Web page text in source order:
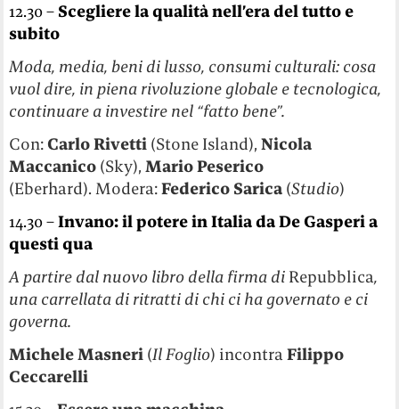
12.30 – Scegliere la qualità nell’era del tutto e
subito
Moda, media, beni di lusso, consumi culturali: cosa
vuol dire, in piena rivoluzione globale e tecnologica,
continuare a investire nel “fatto bene”.
Con:Carlo Rivetti (Stone Island),Nicola
Maccanico (Sky),Mario Peserico
(Eberhard). Modera:Federico Sarica (Studio)
14.30 –Invano: il potere in Italia da De Gasperi a
questi qua
A partire dal nuovo libro della firma di Repubblica,
una carrellata di ritratti di chi ci ha governato e ci
governa.
Michele Masneri (Il Foglio) incontraFilippo
Ceccarelli